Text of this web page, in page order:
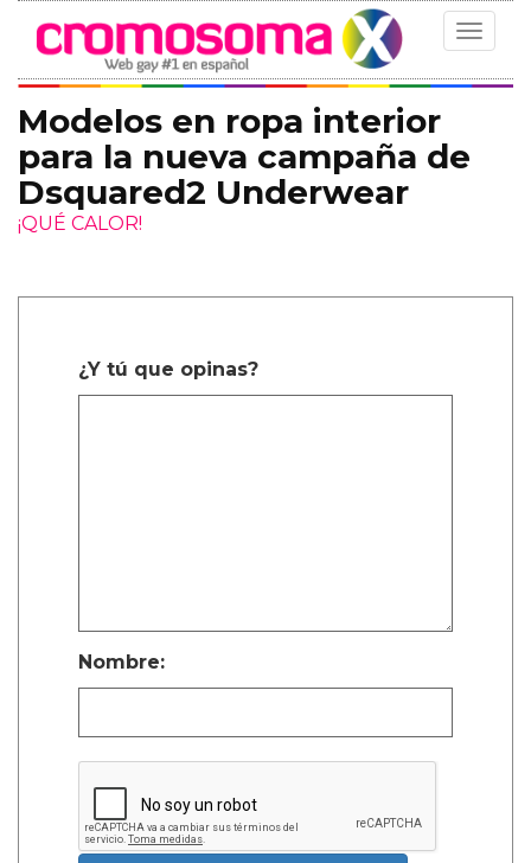
Toggle
Modelos en ropa interior
para la nueva campaña de
Dsquared2 Underwear
¡QUÉ CALOR!
¿Y tú que opinas?
Nombre: